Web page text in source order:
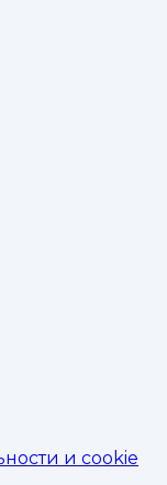
и cookie